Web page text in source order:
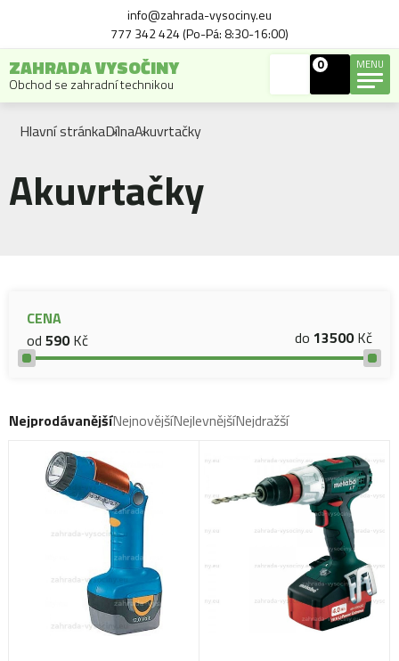
info@zahrada-vysociny.eu
777 342 424 (Po-Pá: 8:30-16:00)
ZAHRADA VYSOČINY
Obchod se zahradní technikou
0 MENU
Hlavní stránkaDílnaAkuvrtačky
Akuvrtačky
CENA
od 590Kč do 13500Kč
NejprodávanějšíNejnovějšíNejlevnějšíNejdražší